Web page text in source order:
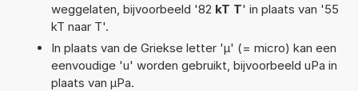
weggelaten, bijvoorbeeld '82 kT T' in plaats van '55
kT naar T'.
In plaats van de Griekse letter 'µ' (= micro) kan een
eenvoudige 'u' worden gebruikt, bijvoorbeeld uPa in
plaats van µPa.